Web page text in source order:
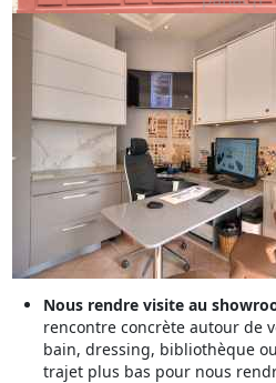
Nous rendre visite au
rencontre concrète autour de
bain, dressing, bibliothèque
trajet plus bas pour nous